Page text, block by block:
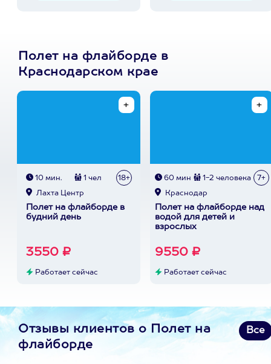
Полет на флайборде в
Краснодарском крае
10 мин. 1 чел 18+
Лахта Центр
Полет на флайборде в
будний день
3550 ₽
Работает сейчас
60 мин 1-2 человека 7+
Краснодар
Полет на флайборде над
водой для детей и
взрослых
9550 ₽
Работает сейчас
Отзывы клиентов о Полет на
флайборде
Все